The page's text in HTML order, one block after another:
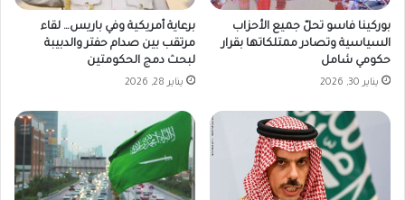
بوركينا فاسو تحلّ جميع الأحزاب
السياسية وتصادر ممتلكاتها بقرار
حكومي شامل
يناير 30, 2026
برعاية أمريكية وفي باريس… لقاء
مرتقب بين صدام حفتر والدبيبة
لبحث دمج الحكومتين
يناير 28, 2026